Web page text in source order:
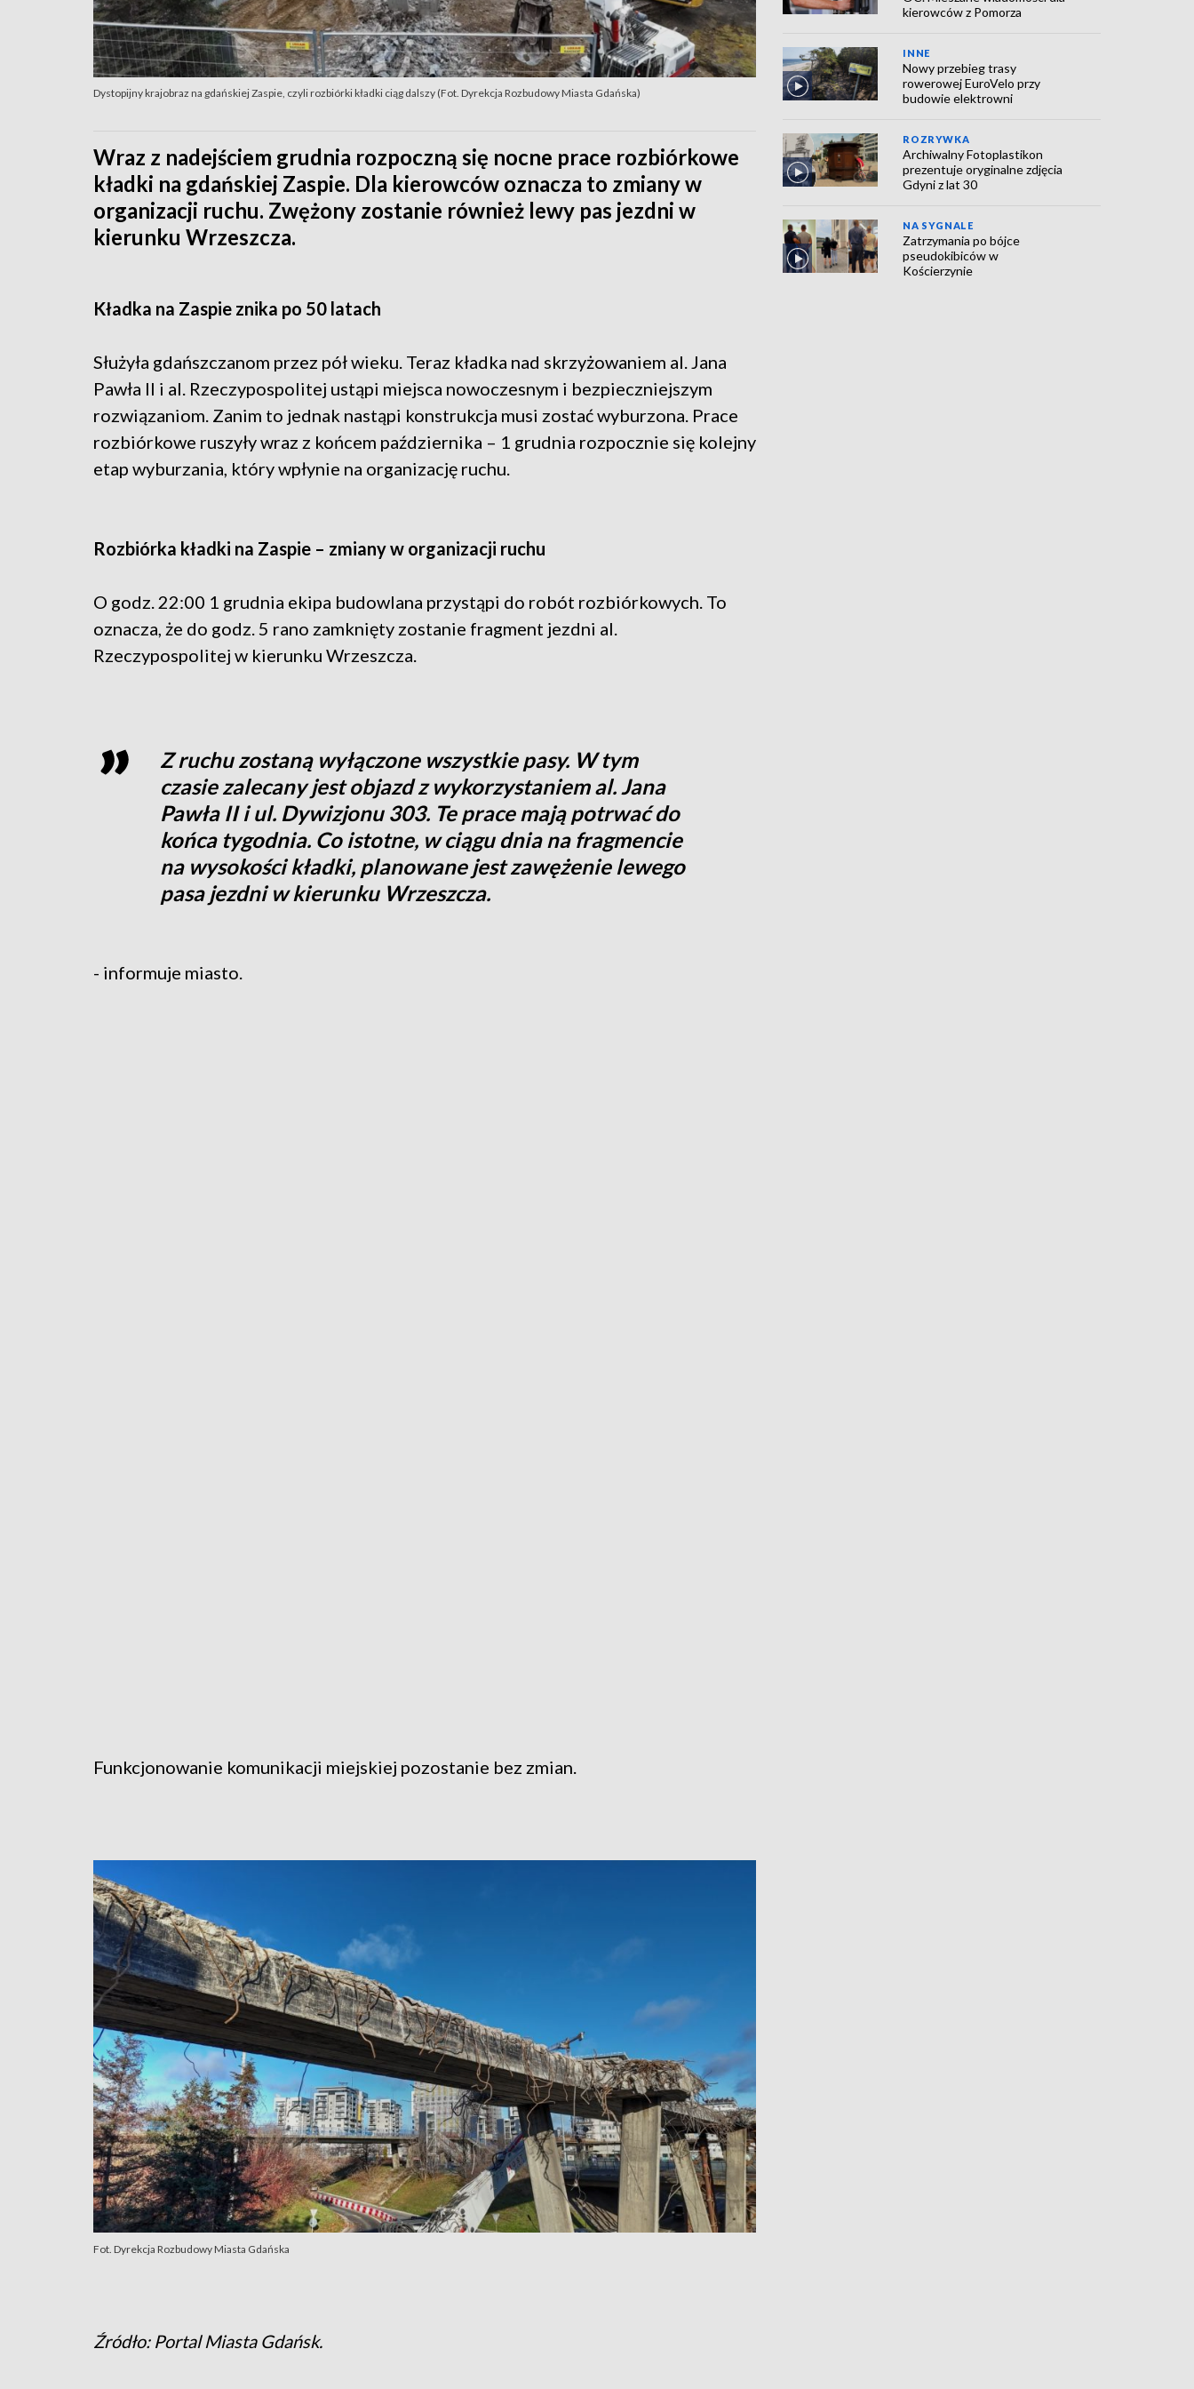
Dystopijny krajobraz na gdańskiej Zaspie, czyli rozbiórki kładki ciąg dalszy (Fot. Dyrekcja Rozbudowy Miasta Gdańska)
Wraz z nadejściem grudnia rozpoczną się nocne prace rozbiórkowe
kładki na gdańskiej Zaspie. Dla kierowców oznacza to zmiany w
organizacji ruchu. Zwężony zostanie również lewy pas jezdni w
kierunku Wrzeszcza.
Kładka na Zaspie znika po 50 latach
Służyła gdańszczanom przez pół wieku. Teraz kładka nad skrzyżowaniem al. Jana
Pawła II i al. Rzeczypospolitej ustąpi miejsca nowoczesnym i bezpieczniejszym
rozwiązaniom. Zanim to jednak nastąpi konstrukcja musi zostać wyburzona. Prace
rozbiórkowe ruszyły wraz z końcem października – 1 grudnia rozpocznie się kolejny
etap wyburzania, który wpłynie na organizację ruchu.
Rozbiórka kładki na Zaspie – zmiany w organizacji ruchu
O godz. 22:00 1 grudnia ekipa budowlana przystąpi do robót rozbiórkowych. To
oznacza, że do godz. 5 rano zamknięty zostanie fragment jezdni al.
Rzeczypospolitej w kierunku Wrzeszcza.
Z ruchu zostaną wyłączone wszystkie pasy. W tym
czasie zalecany jest objazd z wykorzystaniem al. Jana
Pawła II i ul. Dywizjonu 303. Te prace mają potrwać do
końca tygodnia. Co istotne, w ciągu dnia na fragmencie
na wysokości kładki, planowane jest zawężenie lewego
pasa jezdni w kierunku Wrzeszcza.
- informuje miasto.
Funkcjonowanie komunikacji miejskiej pozostanie bez zmian.
Fot. Dyrekcja Rozbudowy Miasta Gdańska
Źródło: Portal Miasta Gdańsk.
kierowców z Pomorza
INNE
Nowy przebieg trasy
rowerowej EuroVelo przy
budowie elektrowni
ROZRYWKA
Archiwalny Fotoplastikon
prezentuje oryginalne zdjęcia
Gdyni z lat 30
NA SYGNALE
Zatrzymania po bójce
pseudokibiców w
Kościerzynie